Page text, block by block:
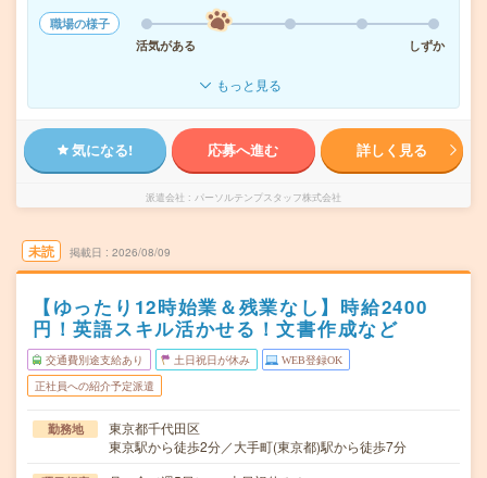
職場の様子
活気がある
しずか
もっと見る
気になる! 応募へ進む 詳しく見る
派遣会社 パーソルテンプスタッフ株式会社
未読 掲載日 2026/08/09
【ゆったり12時始業＆残業なし】時給2400
円！英語スキル活かせる！文書作成など
交通費別途支給あり 土日祝日が休み WEB登録OK
正社員への紹介予定派遣
勤務地
東京都千代田区
東京駅から徒歩2分／大手町(東京都)駅から徒歩7分